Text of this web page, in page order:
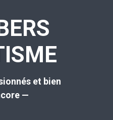
et bien
—